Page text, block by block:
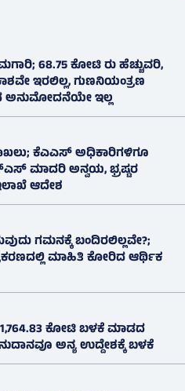
68.75 ಕೋಟಿ ರು ಹೆಚ್ಚುವರಿ,
ಇರಲಿಲ್ಲ, ಗುಣನಿಯಂತ್ರಣ
ಅನುಮೋದನೆಯೇ ಇಲ್ಲ
ಕೆಎಎಸ್ ಅಧಿಕಾರಿಗಳಿಗೂ
ಮಾದರಿ ಅನ್ವಯ, ಭ್ರಷ್ಟರ
ಆದೇಶ
ಗಮನಕ್ಕೆ ಬಂದಿರಲಿಲ್ಲವೇ?;
ಮಾಹಿತಿ ಕೋರಿದ ಆರ್ಥಿಕ
ಕೋಟಿ ಬಳಕೆ ಮಾಡದ
ಅನ್ಯ ಉದ್ದೇಶಕ್ಕೆ ಬಳಕೆ